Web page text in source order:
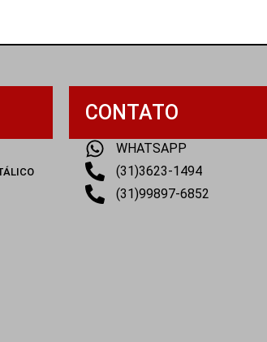
CONTATO
WHATSAPP
(31)3623-1494
(31)99897-6852